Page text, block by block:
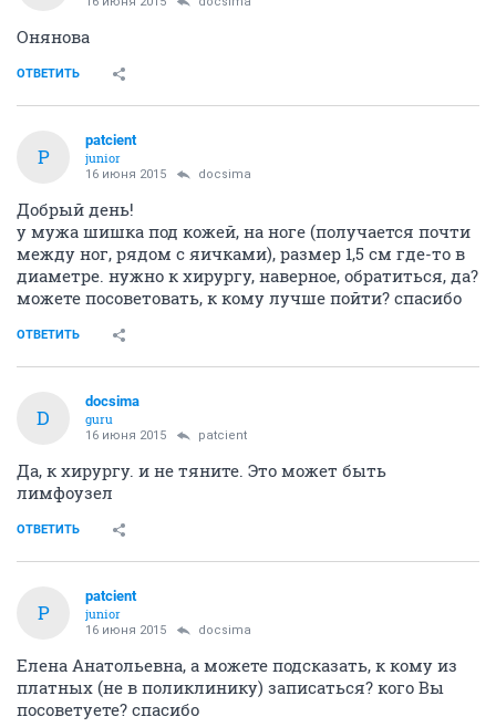
Онянова
ОТВЕТИТЬ
P
patcient
junior
16 июня 2015 docsima
Добрый день!
у мужа шишка под кожей, на ноге (получается почти
между ног, рядом с яичками), размер 1,5 см где-то в
диаметре. нужно к хирургу, наверное, обратиться, да?
можете посоветовать, к кому лучше пойти? спасибо
ОТВЕТИТЬ
D
docsima
guru
16 июня 2015 patcient
Да, к хирургу. и не тяните. Это может быть
лимфоузел
ОТВЕТИТЬ
P
patcient
junior
16 июня 2015 docsima
Елена Анатольевна, а можете подсказать, к кому из
платных (не в поликлинику) записаться? кого Вы
посоветуете? спасибо